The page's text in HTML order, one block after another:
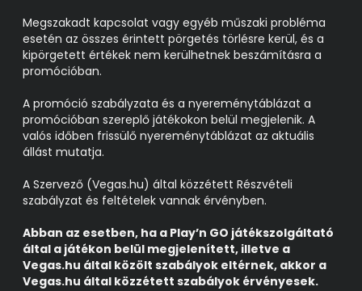
Megszakadt kapcsolat vagy egyéb műszaki probléma
esetén az összes érintett pörgetés törlésre kerül, és a
kipörgetett értékek nem kerülhetnek beszámításra a
promócióban.
A promóció szabályzata és a nyereménytáblázat a
promócióban szereplő játékokon belül megjelenik. A
valós időben frissülő nyereménytáblázat az aktuális
állást mutatja.
A Szervező (Vegas.hu) által közzétett Részvételi
szabályzat és feltételek vannak érvényben.
Abban az esetben, ha a Play’n GO játékszolgáltató
által a játékon belül megjelenített, illetve a
Vegas.hu által közölt szabályok eltérnek, akkor a
Vegas.hu által közzétett szabályok érvényesek.